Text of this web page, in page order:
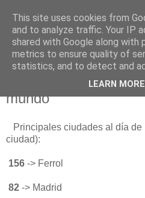
Está de pinga
6/12/18
Datos de nuestro
mundo
Principales ciudades al día de
ciudad):
156 -> Ferrol
82 -> Madrid
This site uses cookies from
and to analyze traffic. Your IP
shared with Google along with
metrics to ensure quality of
statistics, and to detect and
LEARN MORE